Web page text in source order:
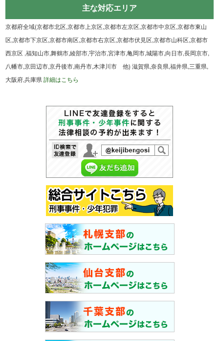
主な対応エリア
京都府全域(京都市北区,京都市上京区,京都市左京区,京都市中京区,京都市東山
区,京都市下京区,京都市南区,京都市右京区,京都市伏見区,京都市山科区,京都市
西京区 ,福知山市,舞鶴市,綾部市,宇治市,宮津市,亀岡市,城陽市,向日市,長岡京市,
八幡市,京田辺市,京丹後市,南丹市,木津川市 他) 滋賀県,奈良県,福井県,三重県,
大阪府,兵庫県詳細はこちら